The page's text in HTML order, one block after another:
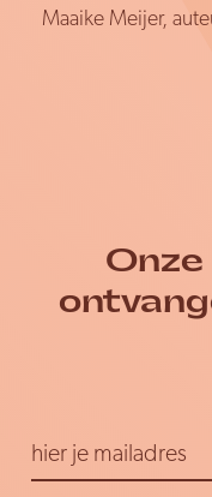
Maaike Meijer,
E-
mailadres
hier je mailadres